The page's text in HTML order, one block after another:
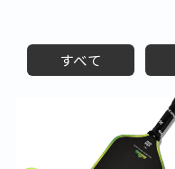
すべて